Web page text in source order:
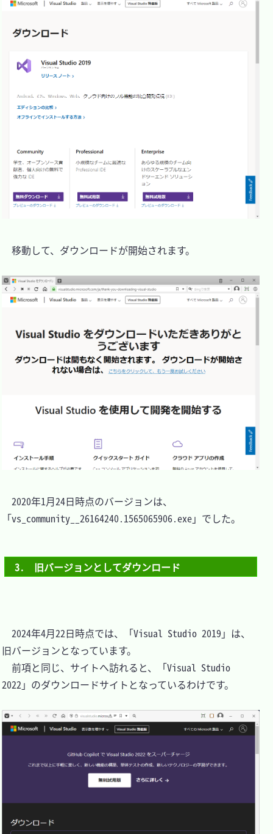
移動して、ダウンロードが開始されます。
2020年1月24日時点のバージョンは、
「vs_community__26164240.1565065906.exe」でした。
3.　旧バージョンとしてダウンロード
2024年4月22日時点では、「Visual Studio 2019」は、
旧バージョンとなっています。
前項と同じ、サイトへ訪れると、「Visual Studio
2022」のダウンロードサイトとなっているわけです。